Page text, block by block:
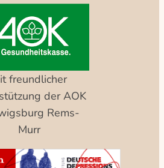
freundlicher
der AOK
Rems-
Murr